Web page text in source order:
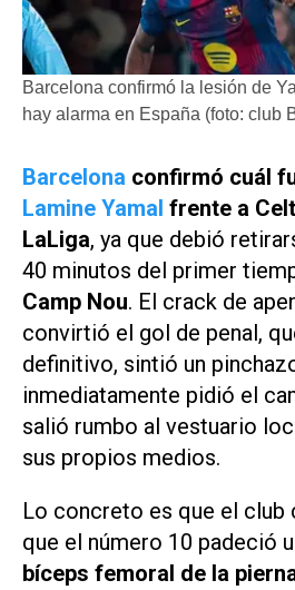
Barcelona confirmó la lesión de
hay alarma en España (foto: club
Barcelona confirmó cuál
Lamine Yamal frente a
LaLiga, ya que debió
40 minutos del primer
Camp Nou. El crack de
convirtió el gol de penal,
definitivo, sintió un
inmediatamente pidió el
salió rumbo al vestuario
sus propios medios.
Lo concreto es que el club
que el número 10 padeció
bíceps femoral de la